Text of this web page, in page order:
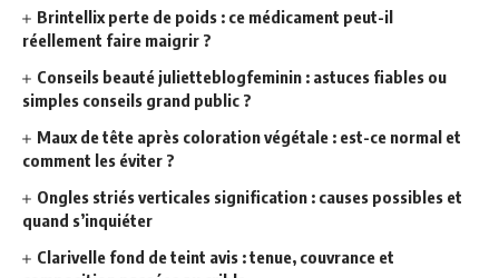
Brintellix perte de poids : ce médicament peut-il
réellement faire maigrir ?
Conseils beauté julietteblogfeminin : astuces fiables ou
simples conseils grand public ?
Maux de tête après coloration végétale : est-ce normal et
comment les éviter ?
Ongles striés verticales signification : causes possibles et
quand s’inquiéter
Clarivelle fond de teint avis : tenue, couvrance et